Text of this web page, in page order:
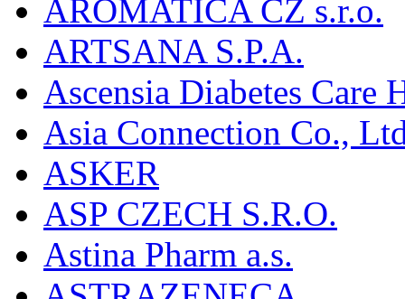
AROMATICA CZ s.r.o.
ARTSANA S.P.A.
Ascensia Diabetes Care
Asia Connection Co.,
ASKER
ASP CZECH S.R.O.
Astina Pharm a.s.